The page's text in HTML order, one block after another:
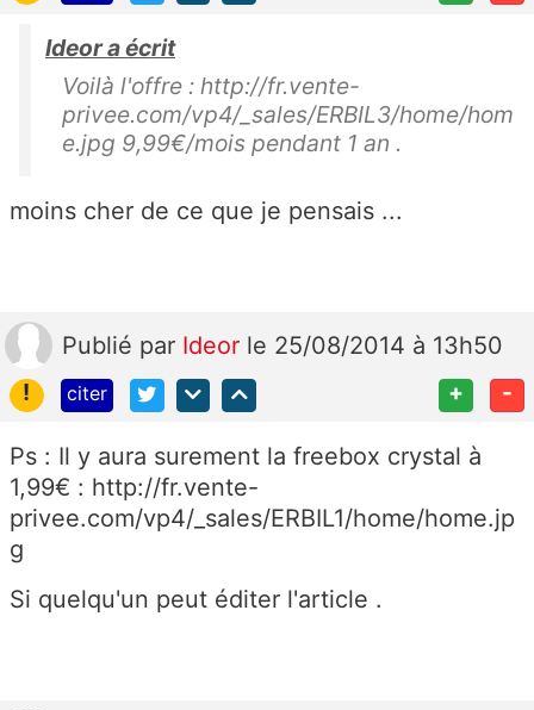
Ideor a écrit
Voilà l'offre : http://fr.vente-
privee.com/vp4/_sales/ERBIL3/home/hom
e.jpg 9,99€/mois pendant 1 an .
moins cher de ce que je pensais ...
Publié par Ideor le 25/08/2014 à 13h50
!
citer + -
Ps : Il y aura surement la freebox crystal à
1,99€ : http://fr.vente-
privee.com/vp4/_sales/ERBIL1/home/home.jp
g
Si quelqu'un peut éditer l'article .